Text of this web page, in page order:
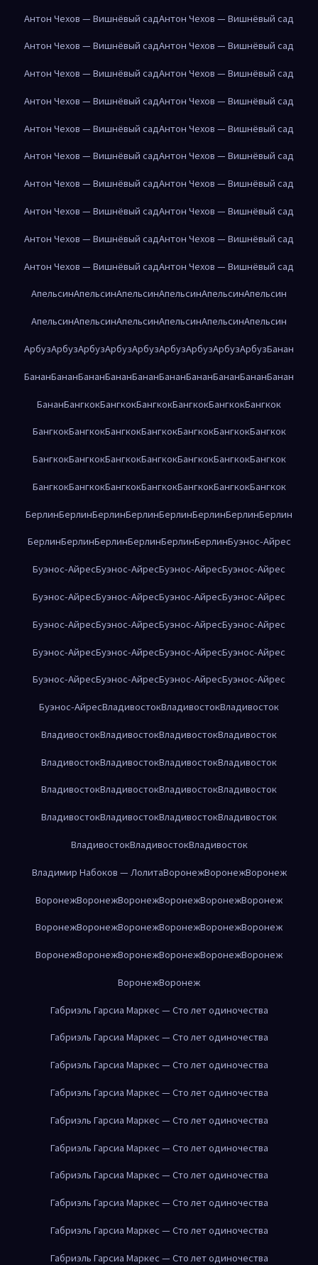
Антон Чехов — Вишнёвый садАнтон Чехов — Вишнёвый сад
Антон Чехов — Вишнёвый садАнтон Чехов — Вишнёвый сад
Антон Чехов — Вишнёвый садАнтон Чехов — Вишнёвый сад
Антон Чехов — Вишнёвый садАнтон Чехов — Вишнёвый сад
Антон Чехов — Вишнёвый садАнтон Чехов — Вишнёвый сад
Антон Чехов — Вишнёвый садАнтон Чехов — Вишнёвый сад
Антон Чехов — Вишнёвый садАнтон Чехов — Вишнёвый сад
Антон Чехов — Вишнёвый садАнтон Чехов — Вишнёвый сад
Антон Чехов — Вишнёвый садАнтон Чехов — Вишнёвый сад
Антон Чехов — Вишнёвый садАнтон Чехов — Вишнёвый сад
АпельсинАпельсинАпельсинАпельсинАпельсинАпельсин
АпельсинАпельсинАпельсинАпельсинАпельсинАпельсин
АрбузАрбузАрбузАрбузАрбузАрбузАрбузАрбузАрбузБанан
БананБананБананБананБананБананБананБананБананБанан
БананБангкокБангкокБангкокБангкокБангкокБангкок
БангкокБангкокБангкокБангкокБангкокБангкокБангкок
БангкокБангкокБангкокБангкокБангкокБангкокБангкок
БангкокБангкокБангкокБангкокБангкокБангкокБангкок
БерлинБерлинБерлинБерлинБерлинБерлинБерлинБерлин
БерлинБерлинБерлинБерлинБерлинБерлинБуэнос-Айрес
Буэнос-АйресБуэнос-АйресБуэнос-АйресБуэнос-Айрес
Буэнос-АйресБуэнос-АйресБуэнос-АйресБуэнос-Айрес
Буэнос-АйресБуэнос-АйресБуэнос-АйресБуэнос-Айрес
Буэнос-АйресБуэнос-АйресБуэнос-АйресБуэнос-Айрес
Буэнос-АйресБуэнос-АйресБуэнос-АйресБуэнос-Айрес
Буэнос-АйресВладивостокВладивостокВладивосток
ВладивостокВладивостокВладивостокВладивосток
ВладивостокВладивостокВладивостокВладивосток
ВладивостокВладивостокВладивостокВладивосток
ВладивостокВладивостокВладивостокВладивосток
ВладивостокВладивостокВладивосток
Владимир Набоков — ЛолитаВоронежВоронежВоронеж
ВоронежВоронежВоронежВоронежВоронежВоронеж
ВоронежВоронежВоронежВоронежВоронежВоронеж
ВоронежВоронежВоронежВоронежВоронежВоронеж
ВоронежВоронеж
Габриэль Гарсиа Маркес — Сто лет одиночества
Габриэль Гарсиа Маркес — Сто лет одиночества
Габриэль Гарсиа Маркес — Сто лет одиночества
Габриэль Гарсиа Маркес — Сто лет одиночества
Габриэль Гарсиа Маркес — Сто лет одиночества
Габриэль Гарсиа Маркес — Сто лет одиночества
Габриэль Гарсиа Маркес — Сто лет одиночества
Габриэль Гарсиа Маркес — Сто лет одиночества
Габриэль Гарсиа Маркес — Сто лет одиночества
Габриэль Гарсиа Маркес — Сто лет одиночества